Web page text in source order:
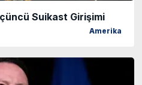
Suikast Girişimi
Amerika